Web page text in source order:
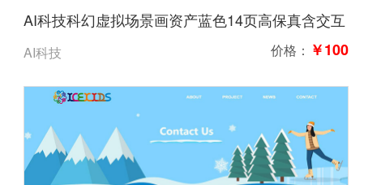
AI科技科幻虚拟场景画资产蓝色14页高保真含交互
AI科技 价格： ￥100